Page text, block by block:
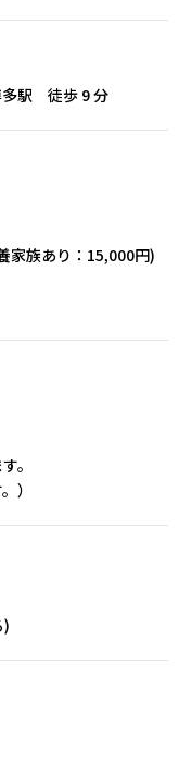
多駅 徒歩 9 分
家族あり：15,000円)
。
）
)